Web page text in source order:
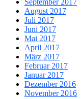
September 2017
August 2017
Juli 2017
Juni 2017
Mai 2017
April 2017
März 2017
Februar 2017
Januar 2017
Dezember 2016
November 2016